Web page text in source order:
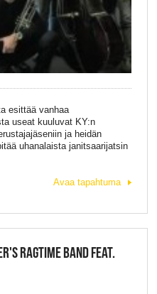
esittää vanhaa
useat kuuluvat KY:n
ja heidän
uhanalaista janitsaarijatsin
Avaa tapahtuma
RAGTIME BAND FEAT.